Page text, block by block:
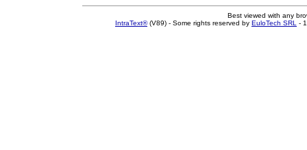
Best viewed with any
IntraText®(V89) - Some rights reserved by EuloTech SRL -